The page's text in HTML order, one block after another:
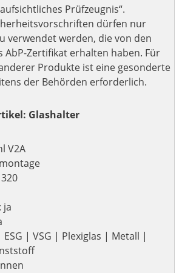
Prüfzeugnis“.
dürfen nur
verwendet werden, die von den
AbP-Zertifikat erhalten haben. Für
Produkte ist eine gesonderte
der Behörden erforderlich.
Glashalter
V2A
ja
ESG | VSG | Plexiglas | Metall |